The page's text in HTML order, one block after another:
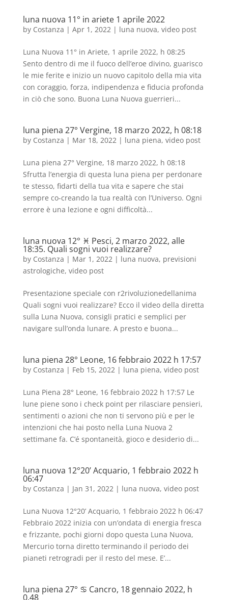
luna nuova 11° in ariete 1 aprile 2022
by Costanza | Apr 1, 2022| luna nuova, video post
Luna Nuova 11° in Ariete, 1 aprile 2022, h 08:25
Sento dentro di me il fuoco dell’eroe divino, guarisco
le mie ferite e inizio un nuovo capitolo della mia vita
con coraggio, forza, indipendenza e fiducia profonda
in ciò che sono. Buona Luna Nuova guerrieri...
luna piena 27° Vergine, 18 marzo 2022, h 08:18
by Costanza | Mar 18, 2022| luna piena, video post
Luna piena 27° Vergine, 18 marzo 2022, h 08:18
Sfrutta l’energia di questa luna piena per perdonare
te stesso, fidarti della tua vita e sapere che stai
sempre co-creando la tua realtà con l’Universo. Ogni
errore è una lezione e ogni difficoltà...
luna nuova 12° ♓️ Pesci, 2 marzo 2022, alle
18:35. Quali sogni vuoi realizzare?
by Costanza | Mar 1, 2022| luna nuova, previsioni
astrologiche, video post
Presentazione speciale con r2rivoluzionedellanima
Quali sogni vuoi realizzare? Ecco il video della diretta
sulla Luna Nuova, consigli pratici e semplici per
navigare sull’onda lunare. A presto e buona...
luna piena 28° Leone, 16 febbraio 2022 h 17:57
by Costanza | Feb 15, 2022| luna piena, video post
Luna Piena 28° Leone, 16 febbraio 2022 h 17:57 Le
lune piene sono i check point per rilasciare pensieri,
sentimenti o azioni che non ti servono più e per le
intenzioni che hai posto nella Luna Nuova 2
settimane fa. C’é spontaneità, gioco e desiderio di...
luna nuova 12°20’ Acquario, 1 febbraio 2022 h
06:47
by Costanza | Jan 31, 2022| luna nuova, video post
Luna Nuova 12°20’ Acquario, 1 febbraio 2022 h 06:47
Febbraio 2022 inizia con un’ondata di energia fresca
e frizzante, pochi giorni dopo questa Luna Nuova,
Mercurio torna diretto terminando il periodo dei
pianeti retrogradi per il resto del mese. E’...
luna piena 27° ♋️ Cancro, 18 gennaio 2022, h
0.48